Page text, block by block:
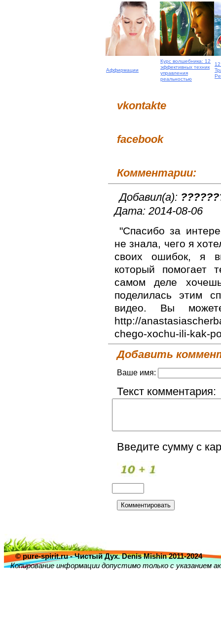
Аффирмации
Курс волшебника: 12
эффективных техник
управления
реальностью
vkontakte
facebook
Комментарии:
Добавил(а):
Дата: 2014-08-06
"Спасибо за
не знала, чего я
своих ошибок, я
который помогает
самом деле
поделилась этим
видео. Вы
http://
chego-xochu-ili-kak-
Добавить
Ваше имя:
Текст комментария:
Введите сумму с
© pure-spirit.ru - Чистый Дух. Denis Mishin 2011-2024
Копирование информации допустимо только с указанием